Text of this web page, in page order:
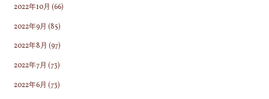
2022年10月 (66)
2022年9月 (85)
2022年8月 (97)
2022年7月 (73)
2022年6月 (73)